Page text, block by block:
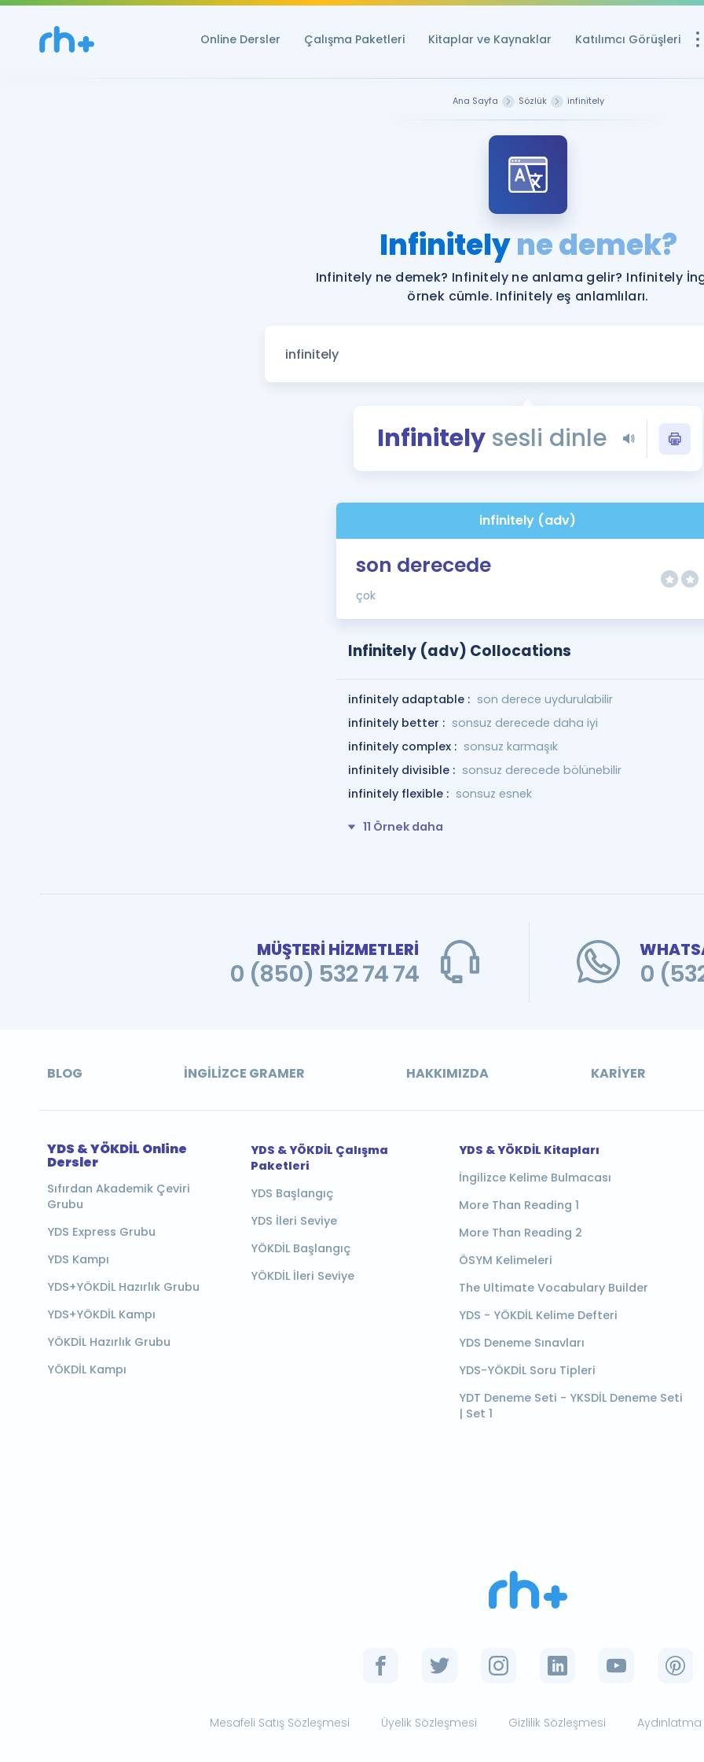
Online Dersler Çalışma Paketleri Kitaplar ve Kaynaklar Katılımcı Görüşleri
YDS ve YÖKDİL
Rehberlik Aracı
YDS ve YÖKDİL'e
Tüm ÖSYM
YDS - YÖKDİL
İngilizce Gramer
Ana Sayfa Sözlük infinitely
Infinitelyne demek?
Infinitely ne demek? Infinitely ne anlama gelir? Infinitely
örnek cümle. Infinitely eş anlamlıları.
Infinitelysesli dinle
infinitely (adv)
son derecede
çok
Infinitely (adv) Collocations
infinitely adaptable : son derece uydurulabilir
infinitely better : sonsuz derecede daha iyi
infinitely complex : sonsuz karmaşık
infinitely divisible : sonsuz derecede bölünebilir
infinitely flexible : sonsuz esnek
11 Örnek daha
MÜŞTERİ HİZMETLERİ
0 (850) 532 74 74 0
BLOG İNGILIZCE GRAMER HAKKIMIZDA KARIYER
YDS & YÖKDİL Online
Dersler
Sıfırdan Akademik Çeviri
Grubu
YDS Express Grubu
YDS Kampı
YDS+YÖKDİL Hazırlık Grubu
YDS+YÖKDİL Kampı
YÖKDİL Hazırlık Grubu
YÖKDİL Kampı
YDS & YÖKDİL Çalışma
Paketleri
YDS Başlangıç
YDS İleri Seviye
YÖKDİL Başlangıç
YÖKDİL İleri Seviye
YDS & YÖKDİL Kitapları
İngilizce Kelime Bulmacası
More Than Reading 1
More Than Reading 2
ÖSYM Kelimeleri
The Ultimate Vocabulary Builder
YDS - YÖKDİL Kelime Defteri
YDS Deneme Sınavları
YDS-YÖKDİL Soru Tipleri
YDT Deneme Seti - YKSDİL Deneme Seti
| Set 1
Mesafeli Satış Sözleşmesi Üyelik Sözleşmesi Gizlilik Sözleşmesi